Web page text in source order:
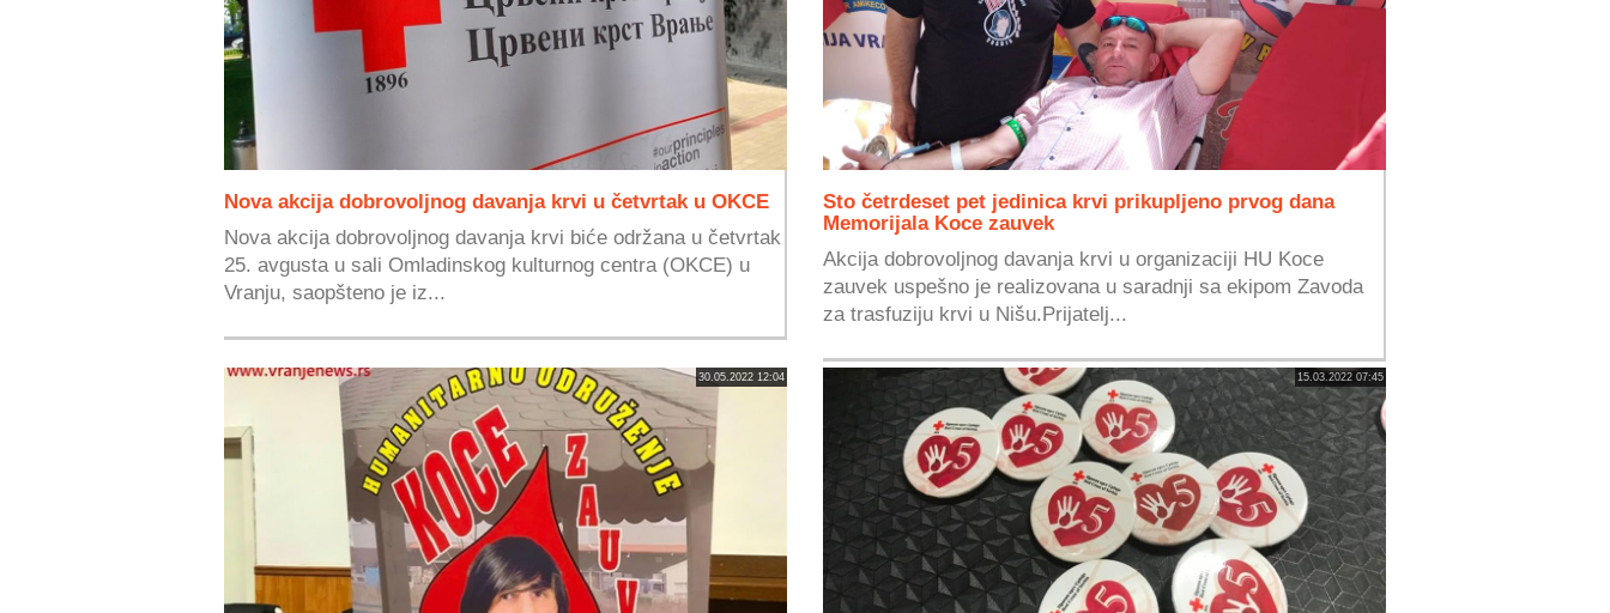
Nova akcija dobrovoljnog davanja krvi u četvrtak u OKCE
Nova akcija dobrovoljnog davanja krvi biće održana u četvrtak
25. avgusta u sali Omladinskog kulturnog centra (OKCE) u
Vranju, saopšteno je iz...
Sto četrdeset pet jedinica krvi prikupljeno prvog dana
Memorijala Koce zauvek
Akcija dobrovoljnog davanja krvi u organizaciji HU Koce
zauvek uspešno je realizovana u saradnji sa ekipom Zavoda
za trasfuziju krvi u Nišu.Prijatelj...
30.05.2022 12:04 15.03.2022 07:45